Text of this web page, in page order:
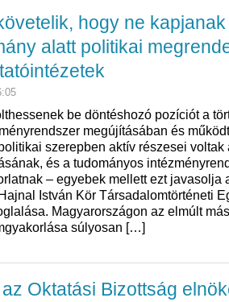
hogy ne
alatt politikai
be döntéshozó pozíciót a
megújításában és
szerepben aktív részesei voltak
és a tudományos
– egyebek mellett ezt javasolja
István Kör Társadalomtörténeti
Magyarországon az elmúlt
súlyosan […]
Oktatási Bizottság